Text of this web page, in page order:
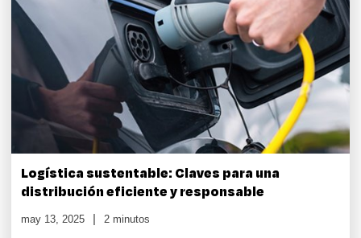
Logística sustentable: Claves para una
distribución eficiente y responsable
may 13, 2025 2 minutos